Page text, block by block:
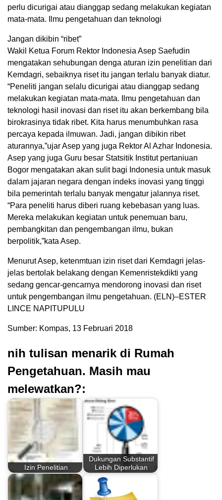
perlu dicurigai atau dianggap sedang melakukan kegiatan
mata-mata. Ilmu pengetahuan dan teknologi
Jangan dikibin “ribet”
Wakil Ketua Forum Rektor Indonesia Asep Saefudin
mengatakan sehubungan denga aturan izin penelitian dari
Kemdagri, sebaiknya riset itu jangan terlalu banyak diatur.
“Peneliti jangan selalu dicurigai atau dianggap sedang
melakukan kegiatan mata-mata. Ilmu pengetahuan dan
teknologi hasil inovasi dan riset itu akan berkembang bila
birokrasinya tidak ribet. Kita harus menumbuhkan rasa
percaya kepada ilmuwan. Jadi, jangan dibikin ribet
aturannya,”ujar Asep yang juga Rektor Al Azhar Indonesia.
Asep yang juga Guru besar Statsitik Institut pertaniuan
Bogor mengatakan akan sulit bagi Indonesia untuk masuk
dalam jajaran negara dengan indeks inovasi yang tinggi
bila pemerintah terlalu banyak mengatur jalannya riset.
“Para peneliti harus diberi ruang kebebasan yang luas.
Mereka melakukan kegiatan untuk penemuan baru,
pembangkitan dan pengembangan ilmu, bukan
berpolitik,”kata Asep.
Menurut Asep, ketenmtuan izin riset dari Kemdagri jelas-
jelas bertolak belakang dengan Kemenristekdikti yang
sedang gencar-gencarnya mendorong inovasi dan riset
untuk pengembangan ilmu pengetahuan. (ELN)–ESTER
LINCE NAPITUPULU
Sumber: Kompas, 13 Februari 2018
nih tulisan menarik di Rumah
Pengetahuan. Masih mau
melewatkan?:
Izin Penelitian
Dukungan Substantif
Lebih Diperlukan